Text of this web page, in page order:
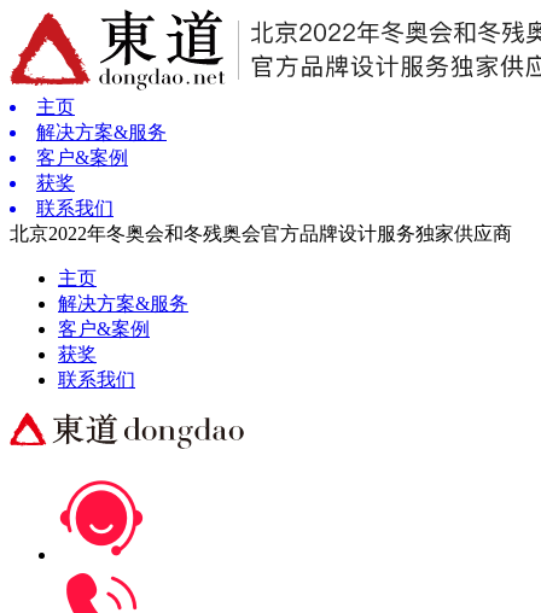
主页
解决方案&服务
客户&案例
获奖
联系我们
北京2022年冬奥会和冬残奥会官方品牌设计服务独家供应商
主页
解决方案&服务
客户&案例
获奖
联系我们